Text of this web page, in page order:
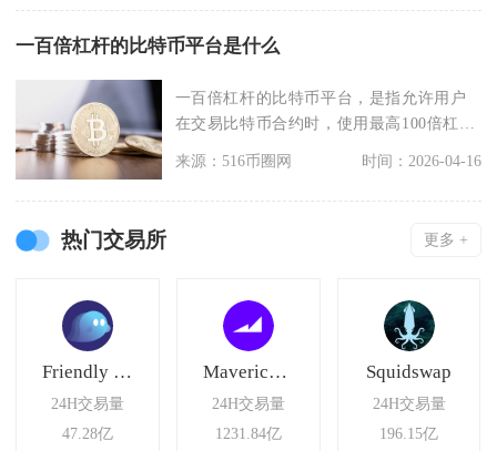
一百倍杠杆的比特币平台是什么
一百倍杠杆的比特币平台，是指允许用户
在交易比特币合约时，使用最高100倍杠杆
放大交易头寸的
来源：516币圈网 时间：2026-04-16
热门交易所 更多 +
Friendly Market
24H交易量
47.28亿
Maverick Protocol
24H交易量
1231.84亿
Squidswap
24H交易量
196.15亿